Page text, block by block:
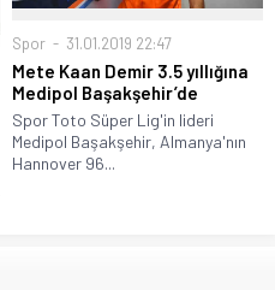
Spor 31.01.2019 22:47
Mete Kaan Demir 3.5 yıllığına
Medipol Başakşehir’de
Spor Toto Süper Lig'in lideri
Medipol Başakşehir, Almanya'nın
Hannover 96...